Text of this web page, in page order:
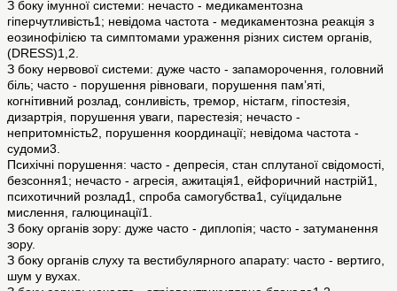
З боку імунної системи: нечасто - медикаментозна
гіперчутливість1; невідома частота - медикаментозна реакція з
еозинофілією та симптомами ураження різних систем органів,
(DRESS)1,2.
З боку нервової системи: дуже часто - запаморочення, головний
біль; часто - порушення рівноваги, порушення пам’яті,
когнітивний розлад, сонливість, тремор, ністагм, гіпостезія,
дизартрія, порушення уваги, парестезія; нечасто -
непритомність2, порушення координації; невідома частота -
судоми3.
Психічні порушення: часто - депресія, стан сплутаної свідомості,
безсоння1; нечасто - агресія, ажитація1, ейфоричний настрій1,
психотичний розлад1, спроба самогубства1, суїцидальне
мислення, галюцинації1.
З боку органів зору: дуже часто - диплопія; часто - затуманення
зору.
З боку органів слуху та вестибулярного апарату: часто - вертиго,
шум у вухах.